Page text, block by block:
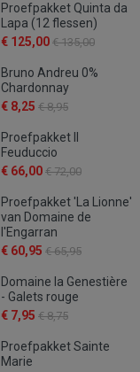
Proefpakket Quinta da
Lapa (12 flessen)
€ 125,00 € 135,00
Bruno Andreu 0%
Chardonnay
€ 8,25 € 8,95
Proefpakket Il
Feuduccio
€ 66,00 € 72,00
Proefpakket 'La Lionne'
van Domaine de
l'Engarran
€ 60,95 € 65,95
Domaine la Genestière
- Galets rouge
€ 7,95 € 8,75
Proefpakket Sainte
Marie